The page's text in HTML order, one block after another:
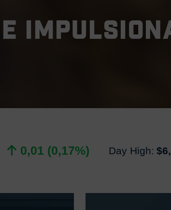
0,01 (0,17%) Day High: